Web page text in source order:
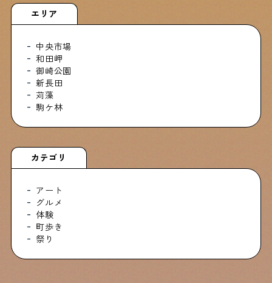
エリア
中央市場
和田岬
御崎公園
新長田
苅藻
駒ケ林
カテゴリ
アート
グルメ
体験
町歩き
祭り